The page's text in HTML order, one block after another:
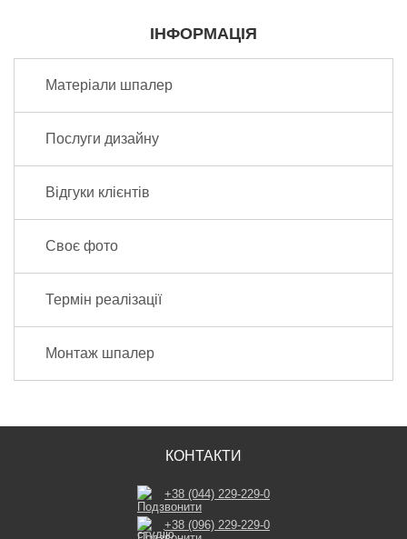
ІНФОРМАЦІЯ
Матеріали шпалер
Послуги дизайну
Відгуки клієнтів
Своє фото
Термін реалізації
Монтаж шпалер
КОНТАКТИ
+38 (044) 229-229-0
+38 (096) 229-229-0